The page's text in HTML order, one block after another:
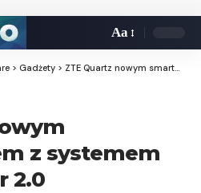
Aa
> Gadżety > ZTE Quartz nowym smartwatchem z systemem Android Wear 2.0
z systemem
2.0